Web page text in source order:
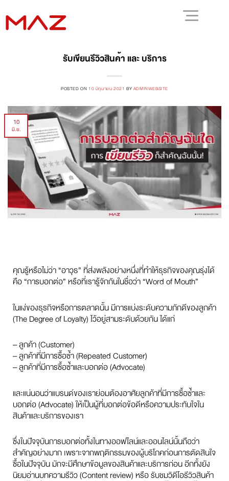
รับเขียนรีวิวสินค้า และ บริการ
POSTED ON10 มิถุนายน 2021 BY ADMINWEBSITE
10
มิ.ย.
คุณรู้หรือไม่ว่า “อาวุธ” ที่ส่งพลังอย่างหนึ่งที่ทำให้ธุรกิจของคุณรุ่งได้
คือ “การบอกต่อ” หรือที่เรารู้จักกันในชื่อว่า “Word of Mouth”
ในแง่ของธุรกิจหรือการตลาดนั้น มีการแบ่งระดับความภักดีของลูกค้า
(The Degree of Loyalty) ไว้อยู่สามระดับด้วยกัน ได้แก่
– ลูกค้า (Customer)
– ลูกค้าที่มีการซื้อซ้ำ (Repeated Customer)
– ลูกค้าที่มีการซื้อซ้ำและบอกต่อ (Advocate)
และแน่นอนว่าแบรนด์ของเราย่อมต้องอาศัยลูกค้าที่มีการซื้อซ้ำและ
บอกต่อ (Advocate) ให้เป็นผู้ที่บอกต่อข้อดีหรือความประทับใจใน
สินค้าและบริการของเรา
ซึ่งในปัจจุบันการบอกต่อทั้งในทางออฟไลน์และออนไลน์นั้นถือว่า
สำคัญอย่างมาก เพราะจากพฤติกรรมของผู้บริโภคก่อนการตัดสินใจ
ซื้อในปัจจุบัน มักจะมีศึกษาข้อมูลของสินค้าและบริการก่อน อีกทั้งยัง
นิยมอ่านบทความรีวิว (Content review) หรือ รับชมวิดีโอรีวิวสินค้า